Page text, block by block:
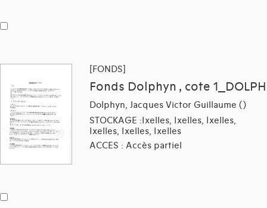
[FONDS]
Fonds Dolphyn , cote 1_DOLPH
Dolphyn, Jacques Victor Guillaume ()
STOCKAGE :Ixelles, Ixelles, Ixelles,
Ixelles, Ixelles, Ixelles
ACCES : Accès partiel